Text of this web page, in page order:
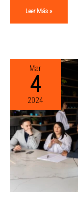
Leer Más »
Mar
4
2024